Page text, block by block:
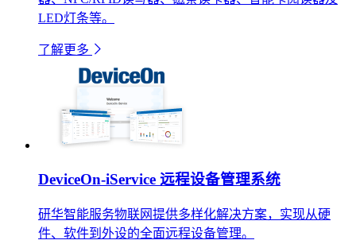
LED灯条等。
了解更多
DeviceOn-iService 远程设备管理系统
研华智能服务物联网提供多样化解决方案，实现从硬
件、软件到外设的全面远程设备管理。